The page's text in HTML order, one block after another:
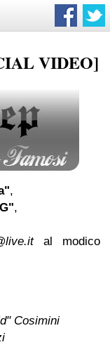
VIDEO]
,
,
al modico
Cosimini